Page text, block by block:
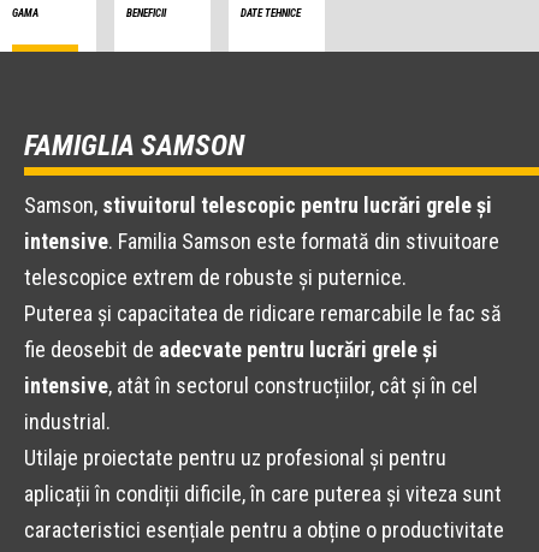
GAMA BENEFICII DATE TEHNICE
FAMIGLIA SAMSON
Samson, stivuitorul telescopic pentru lucrări grele și
intensive. Familia Samson este formată din stivuitoare
telescopice extrem de robuste și puternice.
Puterea și capacitatea de ridicare remarcabile le fac să
fie deosebit de adecvate pentru lucrări grele și
intensive, atât în sectorul construcțiilor, cât și în cel
industrial.
Utilaje proiectate pentru uz profesional și pentru
aplicații în condiții dificile, în care puterea și viteza sunt
caracteristici esențiale pentru a obține o productivitate